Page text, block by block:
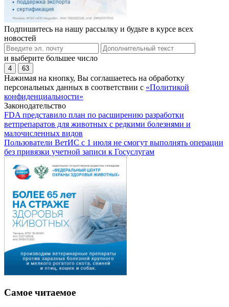
Подпишитесь на нашу рассылку и будьте в курсе всех
новостей
и выберите большее число
4 63
Нажимая на кнопку, Вы соглашаетесь на обработку
персональных данных в соответствии с «Политикой
конфиденциальности»
Законодательство
FDA представило план по расширению разработки
ветпрепаратов для животных с редкими болезнями и
малочисленных видов
Пользователи ВетИС с 1 июля не смогут выполнять операции
без привязки учетной записи к Госуслугам
Самое читаемое